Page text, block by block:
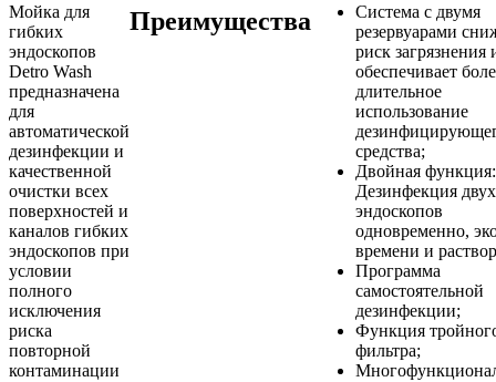
Мойка для
гибких
эндоскопов
Detro Wash
предназначена
для
автоматической
дезинфекции и
качественной
очистки всех
поверхностей и
каналов гибких
эндоскопов при
условии
полного
исключения
риска
повторной
контаминации
Преимущества
Система с двумя
резервуарами
риск загрязнения
обеспечивает
длительное
использование
средства;
Двойная функция:
Дезинфекция двух
эндоскопов
одновременно,
времени и
Программа
самостоятельной
дезинфекции;
Функция
фильтра;